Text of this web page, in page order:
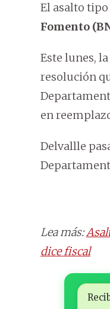
El asalto
Fomento
Este lunes,
resolución
en
Delvallle
Lea más:
dice fiscal